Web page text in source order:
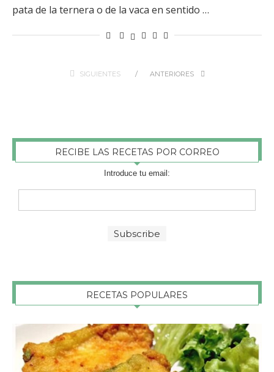
pata de la ternera o de la vaca en sentido …
SIGUIENTES ANTERIORES
RECIBE LAS RECETAS POR CORREO
Introduce tu email:
RECETAS POPULARES